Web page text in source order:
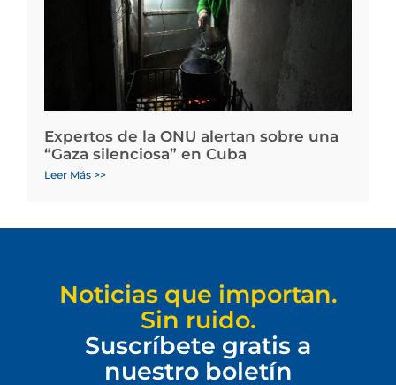
Expertos de la ONU alertan sobre una
“Gaza silenciosa” en Cuba
Leer Más >>
Noticias que importan.
Sin ruido.
Suscríbete gratis a
nuestro boletín